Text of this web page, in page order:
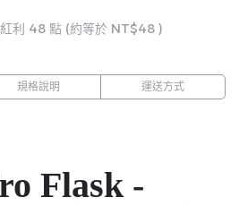
利 48 點 (約等於 NT$48 )
規格說明 運送方式
Flask -